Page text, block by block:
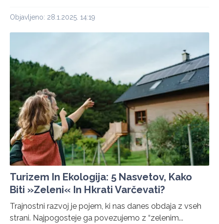
Objavljeno: 28.1.2025. 14:19
Turizem In Ekologija: 5 Nasvetov, Kako
Biti »Zeleni« In Hkrati Varčevati?
Trajnostni razvoj je pojem, ki nas danes obdaja z vseh
strani. Najpogosteje ga povezujemo z “zelenim...